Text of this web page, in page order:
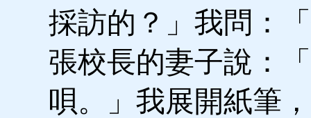
採訪的？」我問：
張校長的妻子說：
唄。」我展開紙筆